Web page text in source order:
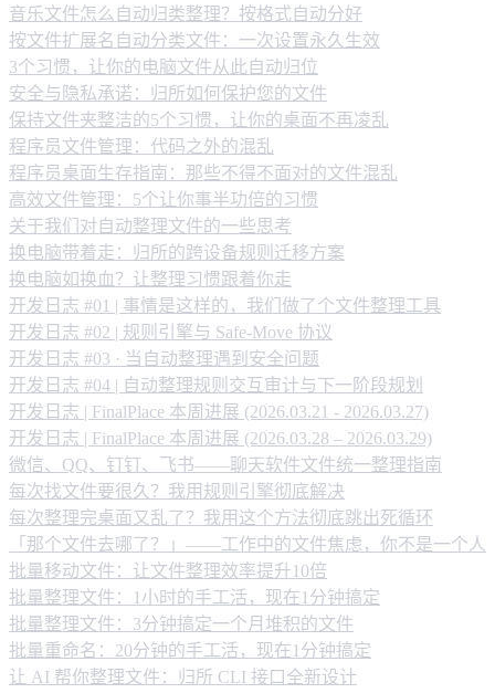
音乐文件怎么自动归类整理？按格式自动分好
按文件扩展名自动分类文件：一次设置永久生效
3个习惯，让你的电脑文件从此自动归位
安全与隐私承诺：归所如何保护您的文件
保持文件夹整洁的5个习惯，让你的桌面不再凌乱
程序员文件管理：代码之外的混乱
程序员桌面生存指南：那些不得不面对的文件混乱
高效文件管理：5个让你事半功倍的习惯
关于我们对自动整理文件的一些思考
换电脑带着走：归所的跨设备规则迁移方案
换电脑如换血？让整理习惯跟着你走
开发日志 #01 | 事情是这样的，我们做了个文件整理工具
开发日志 #02 | 规则引擎与 Safe-Move 协议
开发日志 #03 · 当自动整理遇到安全问题
开发日志 #04 | 自动整理规则交互审计与下一阶段规划
开发日志 | FinalPlace 本周进展 (2026.03.21 - 2026.03.27)
开发日志 | FinalPlace 本周进展 (2026.03.28 – 2026.03.29)
微信、QQ、钉钉、飞书——聊天软件文件统一整理指南
每次找文件要很久？我用规则引擎彻底解决
每次整理完桌面又乱了？我用这个方法彻底跳出死循环
「那个文件去哪了？」——工作中的文件焦虑，你不是一个人
批量移动文件：让文件整理效率提升10倍
批量整理文件：1小时的手工活，现在1分钟搞定
批量整理文件：3分钟搞定一个月堆积的文件
批量重命名：20分钟的手工活，现在1分钟搞定
让 AI 帮你整理文件：归所 CLI 接口全新设计